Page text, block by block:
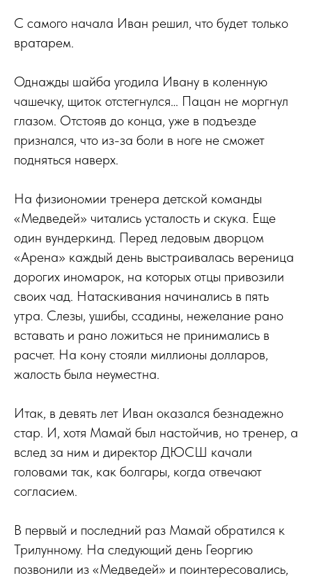
С самого начала Иван решил, что будет только
вратарем.
Однажды шайба угодила Ивану в коленную
чашечку, щиток отстегнулся… Пацан не моргнул
глазом. Отстояв до конца, уже в подъезде
признался, что из-за боли в ноге не сможет
подняться наверх.
На физиономии тренера детской команды
«Медведей» читались усталость и скука. Еще
один вундеркинд. Перед ледовым дворцом
«Арена» каждый день выстраивалась вереница
дорогих иномарок, на которых отцы привозили
своих чад. Натаскивания начинались в пять
утра. Слезы, ушибы, ссадины, нежелание рано
вставать и рано ложиться не принимались в
расчет. На кону стояли миллионы долларов,
жалость была неуместна.
Итак, в девять лет Иван оказался безнадежно
стар. И, хотя Мамай был настойчив, но тренер, а
вслед за ним и директор ДЮСШ качали
головами так, как болгары, когда отвечают
согласием.
В первый и последний раз Мамай обратился к
Трилунному. На следующий день Георгию
позвонили из «Медведей» и поинтересовались,